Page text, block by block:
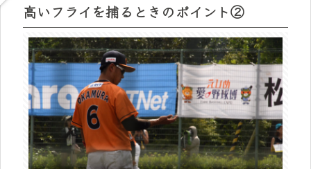
高いフライを捕るときのポイント②